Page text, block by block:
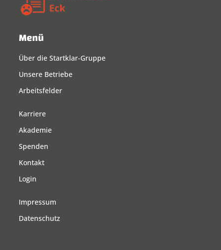
Menü
Über die Startklar-Gruppe
Unsere Betriebe
Arbeitsfelder
Karriere
Akademie
Spenden
Kontakt
Login
Impressum
Datenschutz